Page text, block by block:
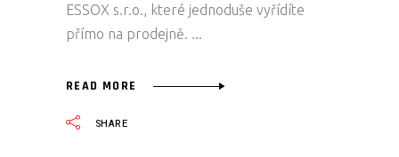
ESSOX s.r.o., které jednoduše vyřídíte
přímo na prodejně.
READ MORE
SHARE